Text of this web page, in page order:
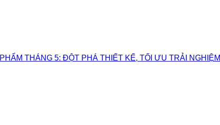
THÁNG 5: ĐỘT PHÁ THIẾT KẾ, TỐI ƯU TRẢI NGHIỆM